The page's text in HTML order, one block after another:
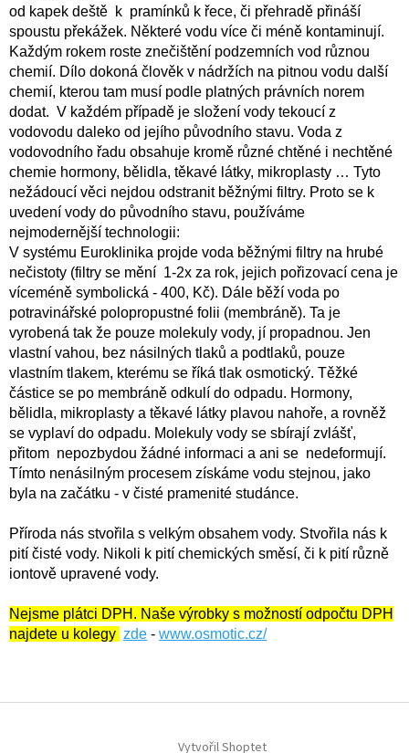
p
r
v
k
y
v
ý
p
i
s
u
od kapek deště k pramínků k řece, či přehradě přináší
spoustu překážek. Některé vodu více či méně kontaminují.
Každým rokem roste znečištění podzemních vod různou
chemií. Dílo dokoná člověk v nádržích na pitnou vodu další
chemií, kterou tam musí podle platných právních norem
dodat. V každém případě je složení vody tekoucí z
vodovodu daleko od jejího původního stavu. Voda z
vodovodního řadu obsahuje kromě různé chtěné i nechtěné
chemie hormony, bělidla, těkavé látky, mikroplasty … Tyto
nežádoucí věci nejdou odstranit běžnými filtry. Proto se k
uvedení vody do původního stavu, používáme
nejmodernější technologii:
V systému Euroklinika projde voda běžnými filtry na hrubé
nečistoty (filtry se mění 1-2x za rok, jejich pořizovací cena je
víceméně symbolická - 400, Kč). Dále běží voda po
potravinářské polopropustné folii (membráně). Ta je
vyrobená tak že pouze molekuly vody, jí propadnou. Jen
vlastní vahou, bez násilných tlaků a podtlaků, pouze
vlastním tlakem, kterému se říká tlak osmotický. Těžké
částice se po membráně odkulí do odpadu. Hormony,
bělidla, mikroplasty a těkavé látky plavou nahoře, a rovněž
se vyplaví do odpadu. Molekuly vody se sbírají zvlášť,
přitom nepozbydou žádné informaci a ani se nedeformují.
Tímto nenásilným procesem získáme vodu stejnou, jako
byla na začátku - v čisté pramenité studánce.
Příroda nás stvořila s velkým obsahem vody. Stvořila nás k
pití čisté vody. Nikoli k pití chemických směsí, či k pití různě
iontově upravené vody.
Nejsme plátci DPH. Naše výrobky s možností odpočtu DPH
najdete u kolegy zde - www.osmotic.cz/
Vytvořil Shoptet